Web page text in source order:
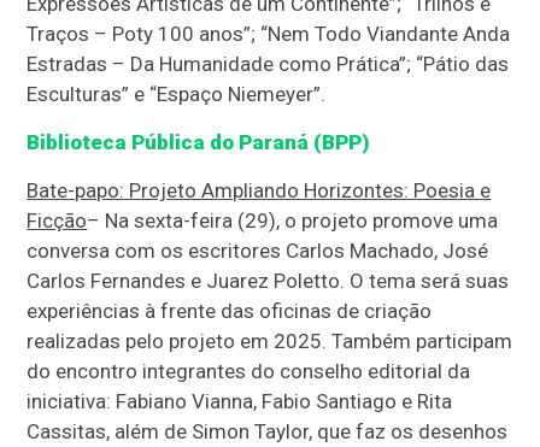
Traços – Poty 100 anos”; “Nem Todo Viandante Anda
Estradas – Da Humanidade como Prática”; “Pátio das
Esculturas” e “Espaço Niemeyer”.
Biblioteca Pública do Paraná (BPP)
Bate-papo: Projeto Ampliando Horizontes: Poesia e
Ficção– Na sexta-feira (29), o projeto promove uma
conversa com os escritores Carlos Machado, José
Carlos Fernandes e Juarez Poletto. O tema será suas
experiências à frente das oficinas de criação
realizadas pelo projeto em 2025. Também participam
do encontro integrantes do conselho editorial da
iniciativa: Fabiano Vianna, Fabio Santiago e Rita
Cassitas, além de Simon Taylor, que faz os desenhos